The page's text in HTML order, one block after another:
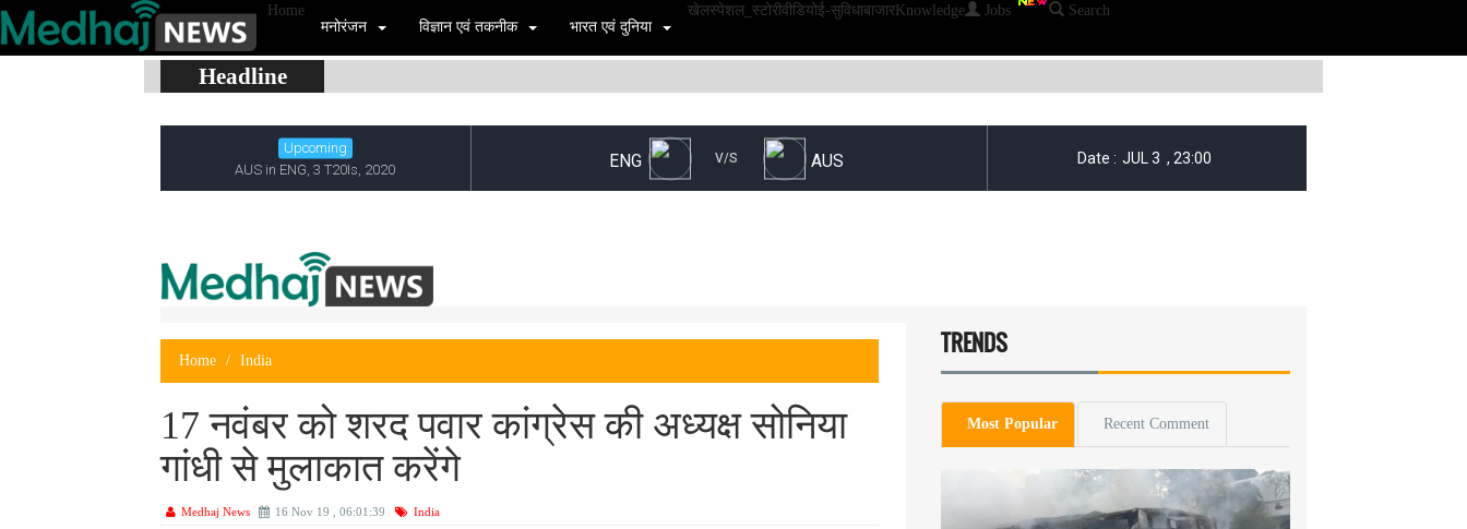
Home
मनोरंजन
विज्ञान एवं तकनीक भारत एवं दुनिया
खेलस्पेशल_स्टोरीवीडियोई-सुविधाबाजार Knowledge Jobs Search
Headline
Home India
17 नवंबर को शरद पवार कांग्रेस की अध्यक्ष सोनिया
गांधी से मुलाकात करेंगे
Medhaj News 16 Nov 19 , 06:01:39 India
TRENDS
Most Popular Recent Comment